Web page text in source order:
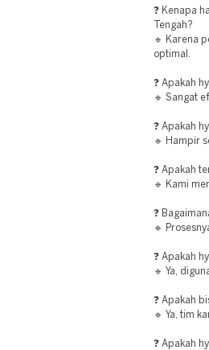
❓ Kenapa
Tengah?
🔹 Karena
optimal.
❓ Apakah
🔹 Sangat
❓ Apakah
🔹 Hampir
❓ Apakah
🔹 Kami
❓
🔹
❓ Apakah
🔹 Ya,
❓ Apakah
🔹 Ya, tim
❓ Apakah